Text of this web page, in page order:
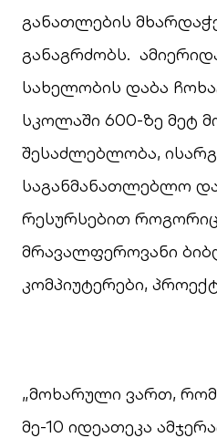
განათლების
განაგრძობს.
სახელობის დაბა
სკოლაში 600-ზე მეტ
შესაძლებლობა,
საგანმანათლებლო და
რესურსებით
მრავალფეროვანი
კომპიუტერები,
„მოხარული ვართ,
მე-10 იდეათეკა